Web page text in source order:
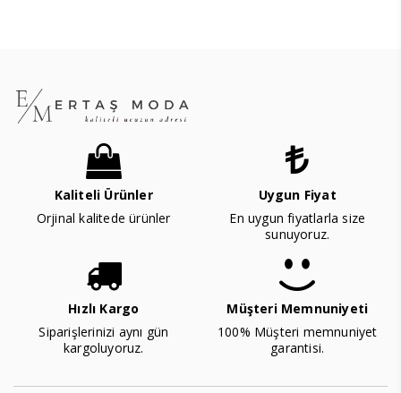
Kaliteli Ürünler
Orjinal kalitede ürünler
Uygun Fiyat
En uygun fiyatlarla size
sunuyoruz.
Hızlı Kargo
Siparişlerinizi aynı gün
kargoluyoruz.
Müşteri Memnuniyeti
100% Müşteri memnuniyet
garantisi.